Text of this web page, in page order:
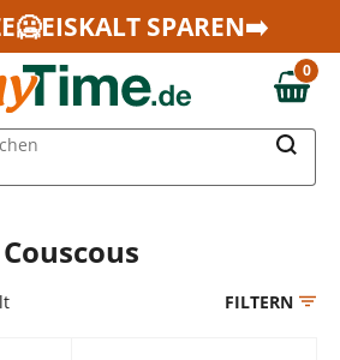
SPAREN➡️
0,00 €
0
Couscous
FILTERN